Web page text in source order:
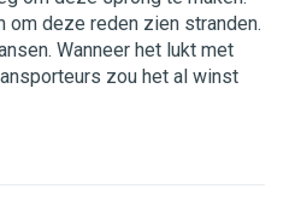
om deze reden zien stranden.
Wanneer het lukt met
zou het al winst